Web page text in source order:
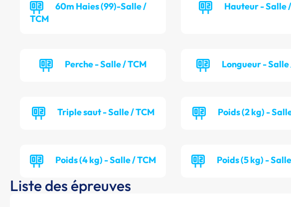
60m Haies (99)-Salle /
TCM
Hauteur - Salle
Perche - Salle / TCM Longueur - Salle
Triple saut - Salle / TCM Poids (2 kg) -
Poids (4 kg) - Salle / TCM Poids (5 kg) -
Liste des épreuves